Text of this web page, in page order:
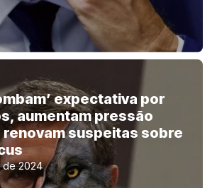
expectativa por
aumentam pressão
renovam suspeitas sobre
de 2024